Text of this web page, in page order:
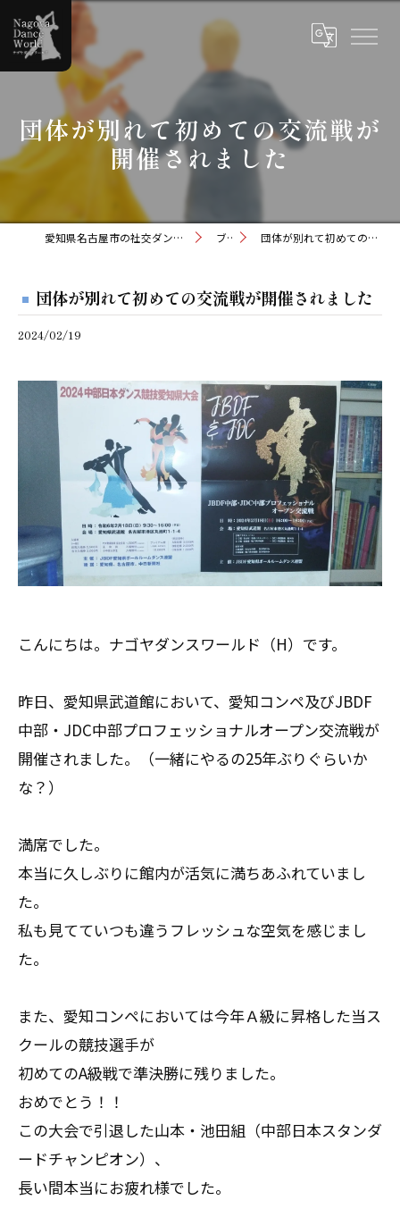
団体が別れて初めての交流戦が
開催されました
愛知県名古屋市の社交ダンスならナゴヤダンスワールド ブログ 団体が別れて初めての交流戦が開催されました
団体が別れて初めての交流戦が開催されました
2024/02/19
こんにちは。ナゴヤダンスワールド（H）です。
昨日、愛知県武道館において、愛知コンペ及びJBDF
中部・JDC中部プロフェッショナルオープン交流戦が
開催されました。（一緒にやるの25年ぶりぐらいか
な？）
満席でした。
本当に久しぶりに館内が活気に満ちあふれていまし
た。
私も見てていつも違うフレッシュな空気を感じまし
た。
また、愛知コンペにおいては今年Ａ級に昇格した当ス
クールの競技選手が
初めてのA級戦で準決勝に残りました。
おめでとう！！
この大会で引退した山本・池田組（中部日本スタンダ
ードチャンピオン）、
長い間本当にお疲れ様でした。